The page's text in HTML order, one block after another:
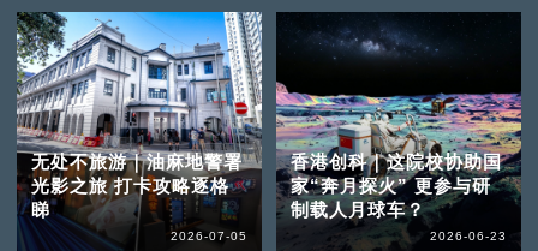
无处不旅游｜油麻地警署
光影之旅 打卡攻略逐格
睇
2026-07-05
香港创科｜这院校协助国
家“奔月探火” 更参与研
制载人月球车？
2026-06-23